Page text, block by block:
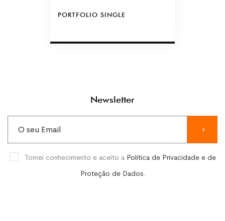
PORTFOLIO SINGLE
Newsletter
Tomei conhecimento e aceito a Política de Privacidade e de
Proteção de Dados.